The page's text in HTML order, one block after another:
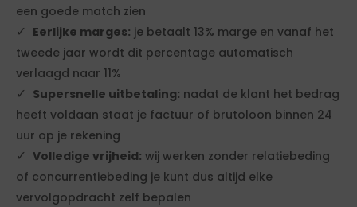
een goede match zien
Eerlijke marges: je betaalt 13% marge en vanaf het
tweede jaar wordt dit percentage automatisch
verlaagd naar 11%
Supersnelle uitbetaling: nadat de klant het bedrag
heeft voldaan staat je factuur of brutoloon binnen 24
uur op je rekening
Volledige vrijheid: wij werken zonder relatiebeding
of concurrentiebeding je kunt dus altijd elke
vervolgopdracht zelf bepalen